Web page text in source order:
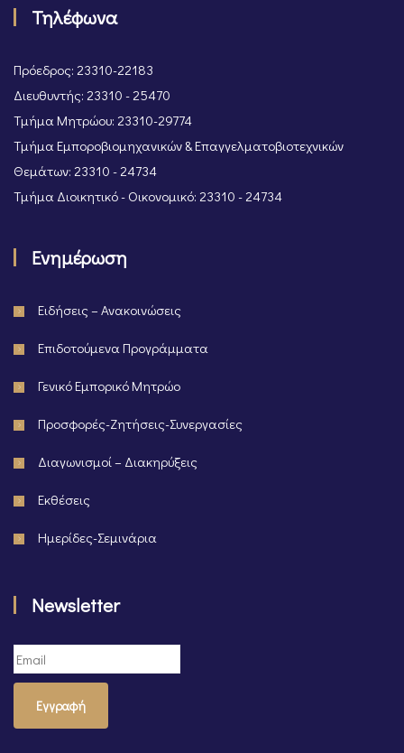
Τηλέφωνα
Πρόεδρος: 23310-22183
Διευθυντής: 23310 - 25470
Τμήμα Μητρώου: 23310-29774
Τμήμα Εμποροβιομηχανικών & Επαγγελματοβιοτεχνικών
Θεμάτων: 23310 - 24734
Τμήμα Διοικητικό - Οικονομικό: 23310 - 24734
Ενημέρωση
Ειδήσεις – Ανακοινώσεις
Επιδοτούμενα Προγράμματα
Γενικό Εμπορικό Μητρώο
Προσφορές-Ζητήσεις-Συνεργασίες
Διαγωνισμοί – Διακηρύξεις
Εκθέσεις
Ημερίδες-Σεμινάρια
Newsletter
Εγγραφή